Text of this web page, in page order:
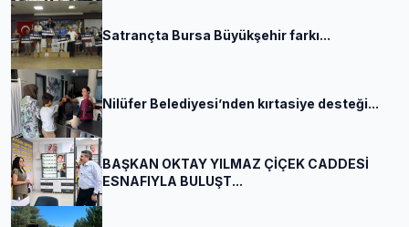
Satrançta Bursa Büyükşehir farkı...
Nilüfer Belediyesi’nden kırtasiye desteği...
BAŞKAN OKTAY YILMAZ ÇİÇEK CADDESİ
ESNAFIYLA BULUŞT...